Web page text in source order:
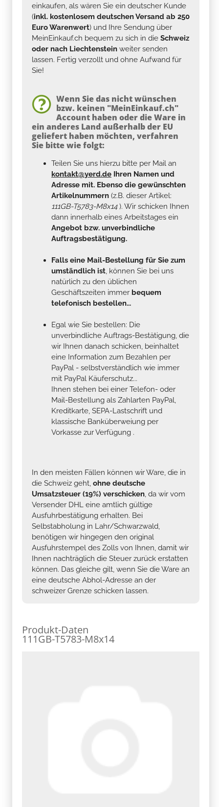
einkaufen, als wären Sie ein deutscher Kunde
(inkl. kostenlosem deutschen Versand ab 250
Euro Warenwert) und Ihre Sendung über
MeinEinkauf.ch bequem zu sich in die Schweiz
oder nach Liechtenstein weiter senden
lassen. Fertig verzollt und ohne Aufwand für
Sie!
Wenn Sie das nicht wünschen
bzw. keinen "MeinEinkauf.ch"
Account haben oder die Ware in
ein anderes Land außerhalb der EU
geliefert haben möchten, verfahren
Sie bitte wie folgt:
Teilen Sie uns hierzu bitte per Mail an
kontakt@yerd.de Ihren Namen und
Adresse mit. Ebenso die gewünschten
Artikelnummern (z.B. dieser Artikel:
111GB-T5783-M8x14). Wir schicken Ihnen
dann innerhalb eines Arbeitstages ein
Angebot bzw. unverbindliche
Auftragsbestätigung.
Falls eine Mail-Bestellung für Sie zum
umständlich ist, können Sie bei uns
natürlich zu den üblichen
Geschäftszeiten immer bequem
telefonisch bestellen...
Egal wie Sie bestellen: Die
unverbindliche Auftrags-Bestätigung, die
wir Ihnen danach schicken, beinhaltet
eine Information zum Bezahlen per
PayPal - selbstverständlich wie immer
mit PayPal Käuferschutz...
Ihnen stehen bei einer Telefon- oder
Mail-Bestellung als Zahlarten PayPal,
Kreditkarte, SEPA-Lastschrift und
klassische Banküberweiung per
Vorkasse zur Verfügung .
In den meisten Fällen können wir Ware, die in
die Schweiz geht, ohne deutsche
Umsatzsteuer (19%) verschicken, da wir vom
Versender DHL eine amtlich gültige
Ausfuhrbestätigung erhalten. Bei
Selbstabholung in Lahr/Schwarzwald,
benötigen wir hingegen den original
Ausfuhrstempel des Zolls von Ihnen, damit wir
Ihnen nachträglich die Steuer zurück erstatten
können. Das gleiche gilt, wenn Sie die Ware an
eine deutsche Abhol-Adresse an der
schweizer Grenze schicken lassen.
Produkt-Daten
111GB-T5783-M8x14